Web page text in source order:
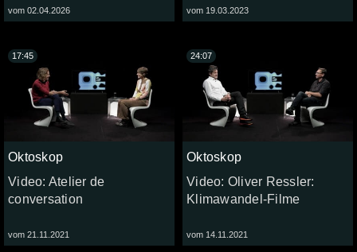
vom 02.04.2026 vom 19.03.2023
Oktoskop
Video: Atelier de
conversation
vom 21.11.2021
17:45
Oktoskop
Video: Oliver Ressler:
Klimawandel-Filme
vom 14.11.2021
24:07